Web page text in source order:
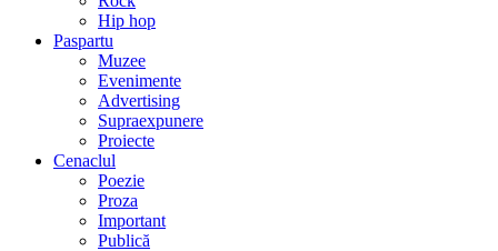
Hip hop
Paspartu
Muzee
Evenimente
Advertising
Supraexpunere
Proiecte
Cenaclul
Poezie
Proza
Important
Publică